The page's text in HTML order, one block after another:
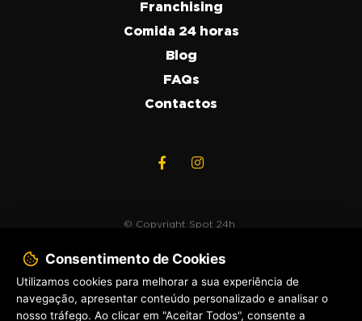
Franchising
Comida 24 horas
Blog
FAQs
Contactos
© Copyright Spot 24h
2020. Todos os direitos
reservados.
Consentimento de Cookies
Utilizamos cookies para melhorar a sua experiência de
navegação, apresentar conteúdo personalizado e analisar o
nosso tráfego. Ao clicar em "Aceitar Todos", consente a